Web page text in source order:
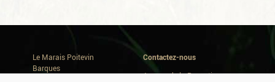
Le Marais Poitevin
Barques
Contactez-nous
Avenue de la Repentie